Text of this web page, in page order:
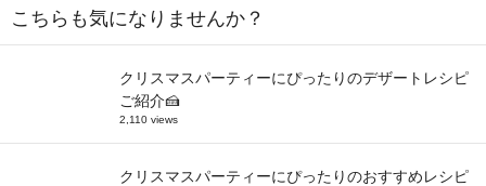
こちらも気になりませんか？
クリスマスパーティーにぴったりのデザートレシピ
ご紹介🍰
2,110 views
クリスマスパーティーにぴったりのおすすめレシピ